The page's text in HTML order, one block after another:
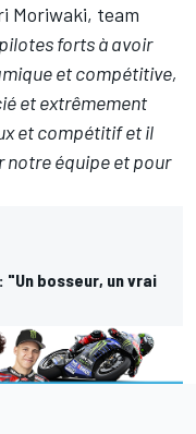
Moriwaki, team
forts à avoir
et compétitive,
et extrêmement
et compétitif et il
notre équipe et pour
bosseur, un vrai